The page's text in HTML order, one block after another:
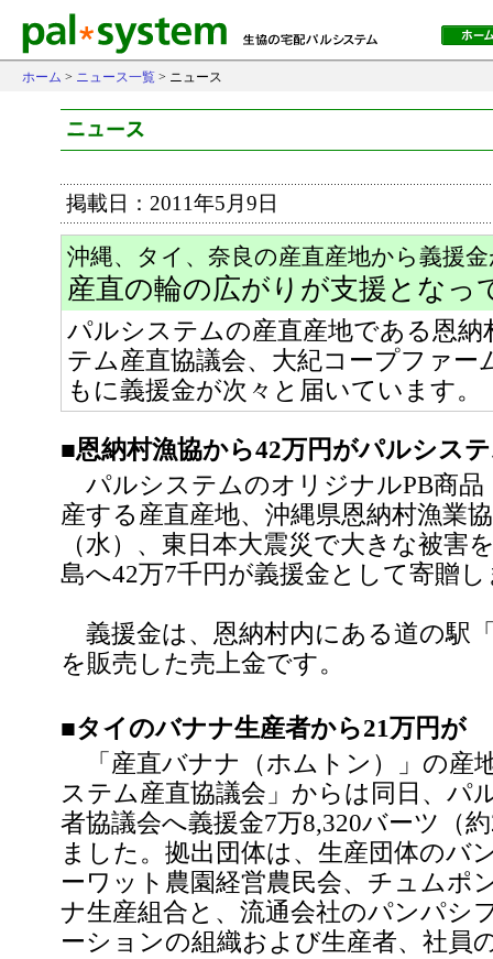
ホーム > ニュース一覧 > ニュース
掲載日：2011年5月9日
沖縄、タイ、奈良の産直産地から義援
産直の輪の広がりが支援となっ
パルシステムの産直産地である恩
テム産直協議会、大紀コープファ
もに義援金が次々と届いています。
■恩納村漁協から42万円がパルシス
パルシステムのオリジナルPB商品
産する産直産地、沖縄県恩納村漁業
（水）、東日本大震災で大きな被害
島へ42万7千円が義援金として寄贈
義援金は、恩納村内にある道の駅
を販売した売上金です。
■タイのバナナ生産者から21万円が
「産直バナナ（ホムトン）」の産
ステム産直協議会」からは同日、パ
者協議会へ義援金7万8,320バーツ（
ました。拠出団体は、生産団体のバ
ーワット農園経営農民会、チュムポ
ナ生産組合と、流通会社のパンパシ
ーションの組織および生産者、社員